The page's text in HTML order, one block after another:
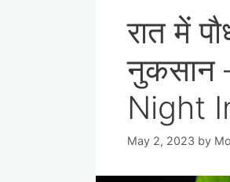
रात में
नुकसान
Night
May 2, 2023 by